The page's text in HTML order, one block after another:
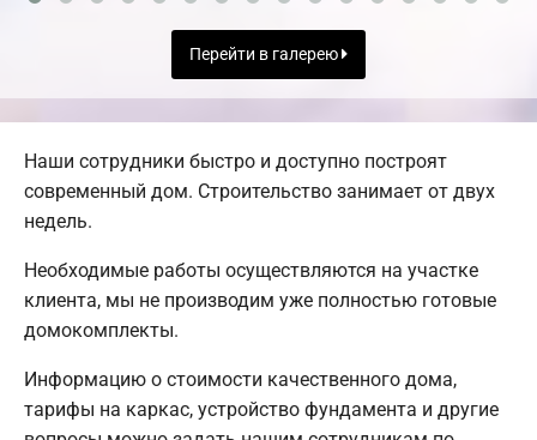
Перейти в галерею
Наши сотрудники быстро и доступно построят
современный дом. Строительство занимает от двух
недель.
Необходимые работы осуществляются на участке
клиента, мы не производим уже полностью готовые
домокомплекты.
Информацию о стоимости качественного дома,
тарифы на каркас, устройство фундамента и другие